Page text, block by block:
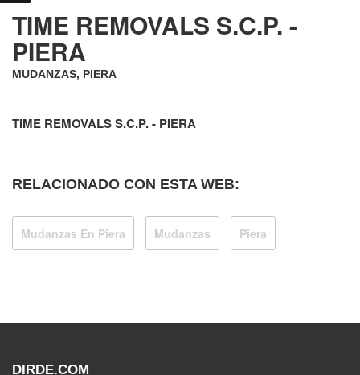
TIME REMOVALS S.C.P. -
PIERA
MUDANZAS, PIERA
TIME REMOVALS S.C.P. - PIERA
RELACIONADO CON ESTA WEB:
Mudanzas En Piera Mudanzas Piera
DIRDE.COM